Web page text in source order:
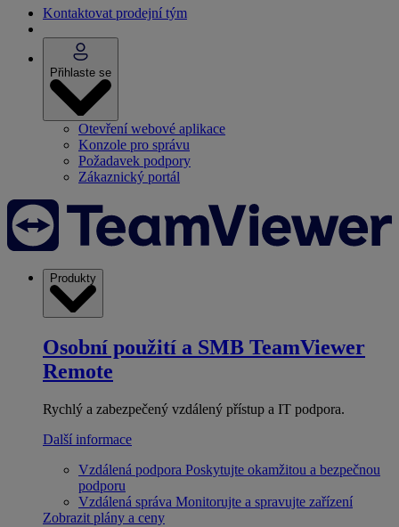
Kontaktovat prodejní tým
Přihlaste se
Otevření webové aplikace
Konzole pro správu
Požadavek podpory
Zákaznický portál
Produkty
Osobní použití a SMB TeamViewer
Remote
Rychlý a zabezpečený vzdálený přístup a IT podpora.
Další informace
Vzdálená podpora Poskytujte okamžitou a bezpečnou
podporu
Vzdálená správa Monitorujte a spravujte zařízení
Zobrazit plány a ceny